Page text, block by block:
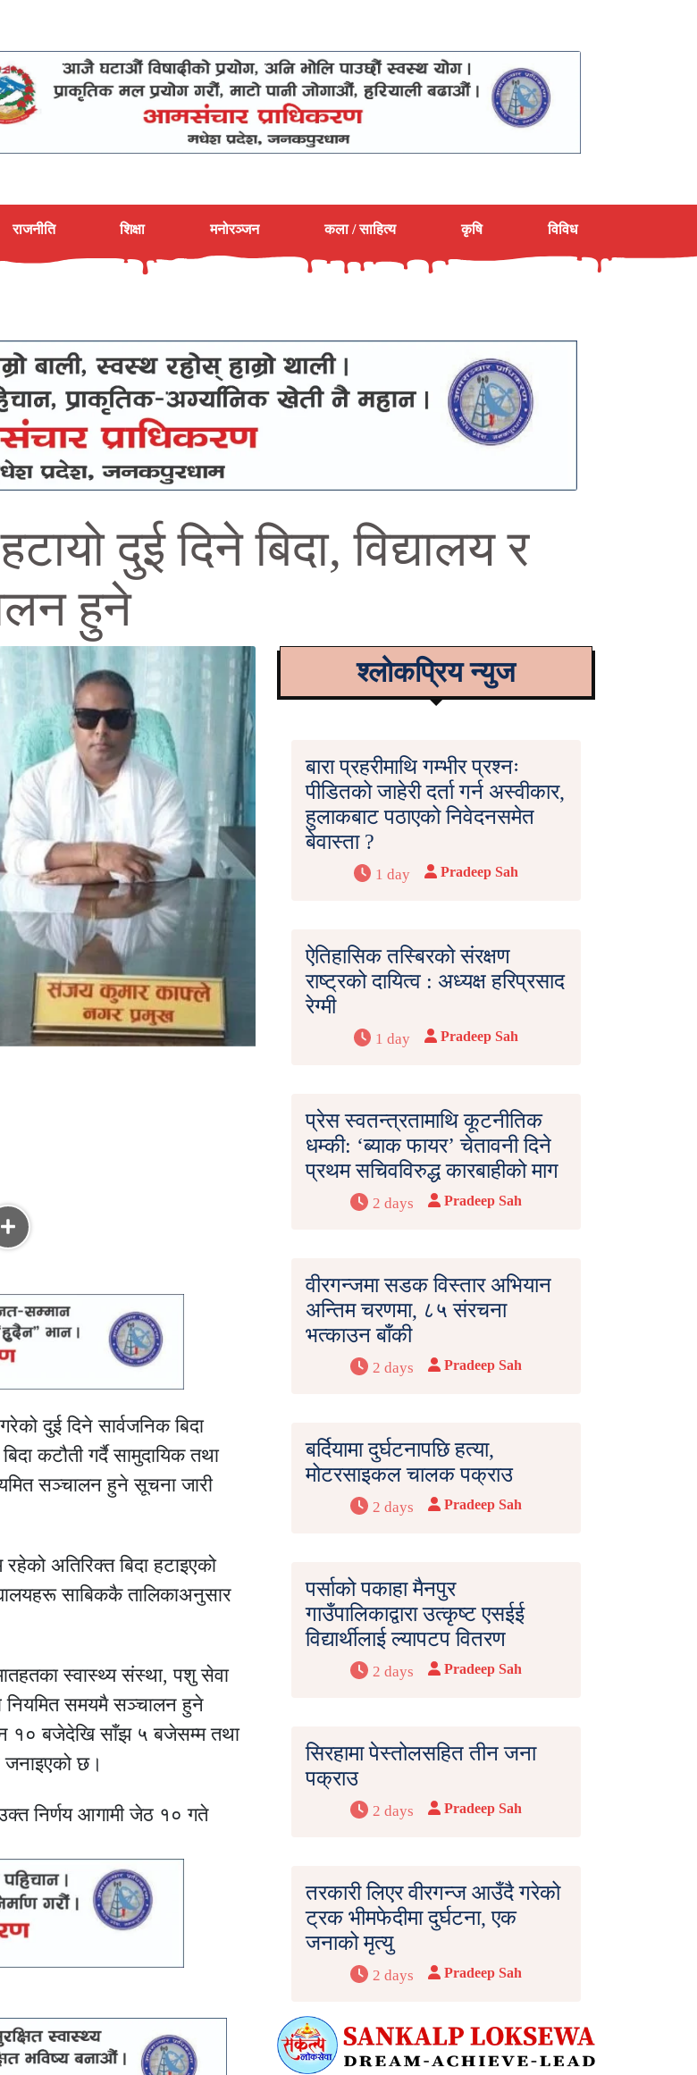
राजनीति शिक्षा मनोरञ्जन कला / साहित्य कृषि विविध
दुई दिने बिदा, विद्यालय र
हुने
दुई दिने सार्वजनिक बिदा
कटौती गर्दै सामुदायिक तथा
सञ्चालन हुने सूचना जारी
अतिरिक्त बिदा हटाइएको
साबिककै तालिकाअनुसार
स्वास्थ्य संस्था, पशु सेवा
नियमित समयमै सञ्चालन हुने
१० बजेदेखि साँझ ५ बजेसम्म तथा
छ।
निर्णय आगामी जेठ १० गते
श्लोकप्रिय न्युज
बारा प्रहरीमाथि गम्भीर प्रश्नः
पीडितको जाहेरी दर्ता गर्न अस्वीकार,
हुलाकबाट पठाएको निवेदनसमेत
बेवास्ता ?
1 day Pradeep Sah
ऐतिहासिक तस्बिरको संरक्षण
राष्ट्रको दायित्व : अध्यक्ष हरिप्रसाद
रेग्मी
1 day Pradeep Sah
प्रेस स्वतन्त्रतामाथि कूटनीतिक
धम्की: ‘ब्याक फायर’ चेतावनी दिने
प्रथम सचिवविरुद्ध कारबाहीको माग
2 days Pradeep Sah
वीरगन्जमा सडक विस्तार अभियान
अन्तिम चरणमा, ८५ संरचना
भत्काउन बाँकी
2 days Pradeep Sah
बर्दियामा दुर्घटनापछि हत्या,
मोटरसाइकल चालक पक्राउ
2 days Pradeep Sah
पर्साको पकाहा मैनपुर
गाउँपालिकाद्वारा उत्कृष्ट एसईई
विद्यार्थीलाई ल्यापटप वितरण
2 days Pradeep Sah
सिरहामा पेस्तोलसहित तीन जना
पक्राउ
2 days Pradeep Sah
तरकारी लिएर वीरगन्ज आउँदै गरेको
ट्रक भीमफेदीमा दुर्घटना, एक
जनाको मृत्यु
2 days Pradeep Sah